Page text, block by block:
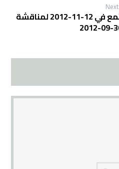
Next
مجلس ادارة (اسمنت) يجتمع في 12-11-2012 لمناقشة